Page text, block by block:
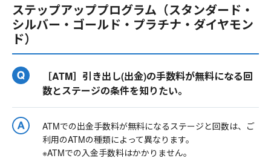
ステップアッププログラム（スタンダード・
シルバー・ゴールド・プラチナ・ダイヤモン
ド）
［ATM］引き出し(出金)の手数料が無料になる回
数とステージの条件を知りたい。
ATMでの出金手数料が無料になるステージと回数は、ご
利用のATMの種類によって異なります。
※ATMでの入金手数料はかかりません。